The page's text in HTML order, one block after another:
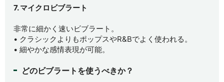
7. マイクロビブラート
非常に細かく速いビブラート。
• クラシックよりもポップスやR&Bでよく使われる。
• 細やかな感情表現が可能。
どのビブラートを使うべきか？